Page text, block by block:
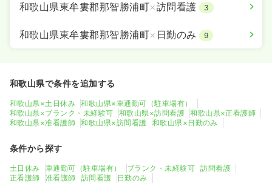
和歌山県東牟婁郡那智勝浦町×訪問看護 3
和歌山県東牟婁郡那智勝浦町× 日勤のみ 9
和歌山県で条件を追加する
和歌山県×土日休み
和歌山県×車通勤可（駐車場有）
和歌山県×ブランク・未経験可
和歌山県×訪問看護
和歌山県×正看護師
和歌山県×准看護師
和歌山県×訪問看護 和歌山県×日勤のみ
条件から探す
土日休み 車通勤可（駐車場有） ブランク・未経験可
訪問看護
正看護師
准看護師 訪問看護 日勤のみ